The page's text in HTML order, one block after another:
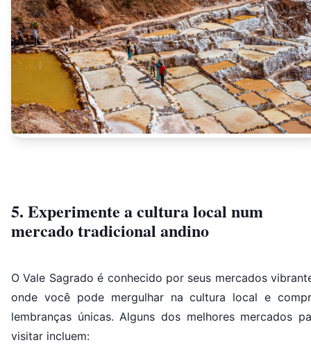
5. Experimente a cultura local num
mercado tradicional andino
O Vale Sagrado é conhecido por seus mercados
onde você pode mergulhar na cultura local e
lembranças únicas. Alguns dos melhores mercados
visitar incluem: